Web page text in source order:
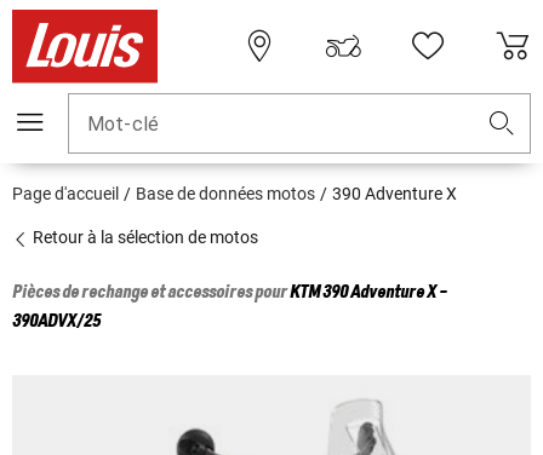
Mot-clé
Page d'accueil Base de données motos 390 Adventure X
Retour à la sélection de motos
Pièces de rechange et accessoires pourKTM390 Adventure X -
390ADVX/25